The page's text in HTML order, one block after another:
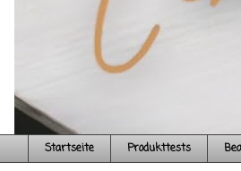
Startseite Produkttests